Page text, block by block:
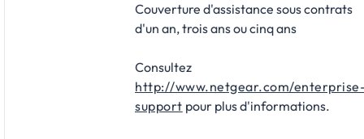
Couverture d'assistance sous contrats
d'un an, trois ans ou cinq ans
Consultez
http://www.netgear.com/
support pour plus d'informations.